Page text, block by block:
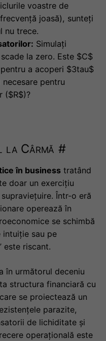
voastre de
joasă), sunteți
nu trece.
Simulați
la zero. Este $C$
a acoperi $3tau$
pentru
($R$)?
la Cârmă #
în business tratând
doar un exercițiu
Într-o eră
operează în
se schimbă
sau pe
este riscant.
în următorul deceniu
structura financiară cu
se proiectează un
parazite,
de lichiditate și
operațională este